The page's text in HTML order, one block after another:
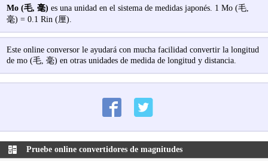
Mo (毛, 毫) es una unidad en el sistema de medidas japonés. 1 Mo (毛,
毫) = 0.1 Rin (厘).
Este online conversor le ayudará con mucha facilidad convertir la longitud
de mo (毛, 毫) en otras unidades de medida de longitud y distancia.
Pruebe online convertidores de magnitudes